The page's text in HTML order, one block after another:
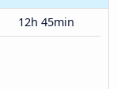
12h 45min